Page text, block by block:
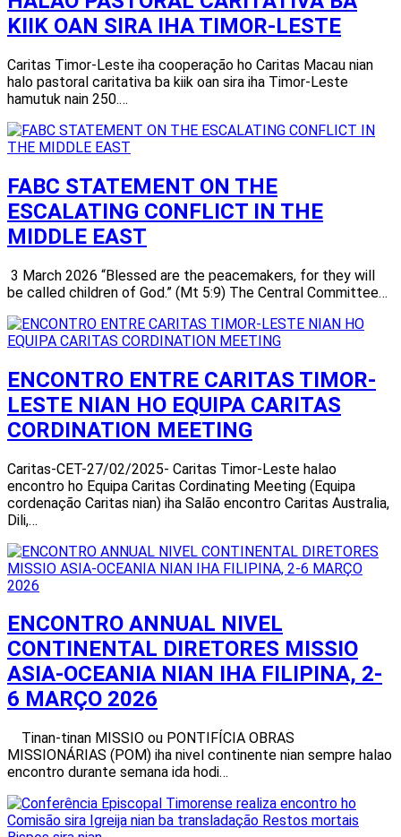
KIIK OAN SIRA IHA TIMOR-LESTE
Caritas Timor-Leste iha cooperação ho Caritas Macau nian
halo pastoral caritativa ba kiik oan sira iha Timor-Leste
hamutuk nain 250.…
FABC STATEMENT ON THE
ESCALATING CONFLICT IN THE
MIDDLE EAST
3 March 2026 “Blessed are the peacemakers, for they will
be called children of God.” (Mt 5:9) The Central Committee…
ENCONTRO ENTRE CARITAS TIMOR-
LESTE NIAN HO EQUIPA CARITAS
CORDINATION MEETING
Caritas-CET-27/02/2025- Caritas Timor-Leste halao
encontro ho Equipa Caritas Cordinating Meeting (Equipa
cordenação Caritas nian) iha Salão encontro Caritas Australia,
Dili,…
ENCONTRO ANNUAL NIVEL
CONTINENTAL DIRETORES MISSIO
ASIA-OCEANIA NIAN IHA FILIPINA, 2-
6 MARÇO 2026
Tinan-tinan MISSIO ou PONTIFÍCIA OBRAS
MISSIONÁRIAS (POM) iha nivel continente nian sempre halao
encontro durante semana ida hodi…